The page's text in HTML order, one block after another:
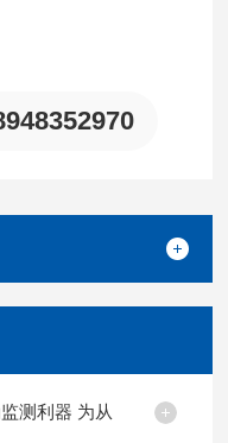
测利器 为从